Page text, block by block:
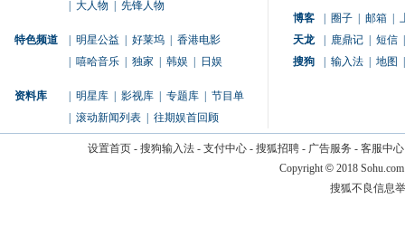
大人物 先锋人物
特色频道 明星公益 好莱坞
香港电影
嘻哈音乐 独家 韩娱 日娱
资料库 明星库 影视库 专题库
节目单
滚动新闻列表 往期娱首回顾
博客 圈子 邮箱
天龙
鹿鼎记 短信
搜狗
输入法 地图
设置首页- 搜狗输入法- 支付中心- 搜狐招聘- 广告服务 - 客服中心
Copyright © 2018
搜狐不良信息